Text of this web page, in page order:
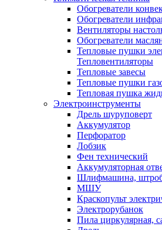
Обогреватели
Обогреватели
Вентиляторы
Обогреватели
Тепловые пушки
Тепловентиляторы
Тепловые завесы
Тепловые пушки
Тепловая пушка
Электроинструменты
Дрель шуруповерт
Аккумулятор
Перфоратор
Лобзик
Фен технический
Аккумуляторная
Шлифмашина,
МШУ
Краскопульт
Электрорубанок
Пила циркулярная,